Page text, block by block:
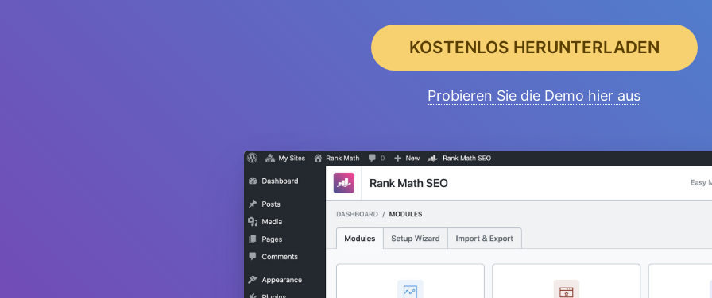
KOSTENLOS HERUNTERLADEN
Probieren Sie die Demo hier aus